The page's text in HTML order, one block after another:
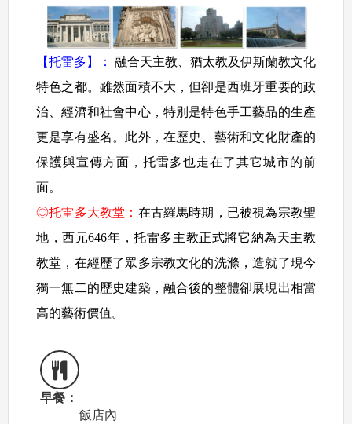
【托雷多】：
融合天主教、猶太教及伊斯蘭教文化
特色之都。雖然面積不大，但卻是西班牙重要的政
治、經濟和社會中心，特別是特色手工藝品的生產
更是享有盛名。此外，在歷史、藝術和文化財產的
保護與宣傳方面，托雷多也走在了其它城市的前
面。
◎托雷多大教堂： 在古羅馬時期，已被視為宗教聖
地，西元646年，托雷多主教正式將它納為天主教
教堂，在經歷了眾多宗教文化的洗滌，造就了現今
獨一無二的歷史建築，融合後的整體卻展現出相當
高的藝術價值。
早餐：
飯店內